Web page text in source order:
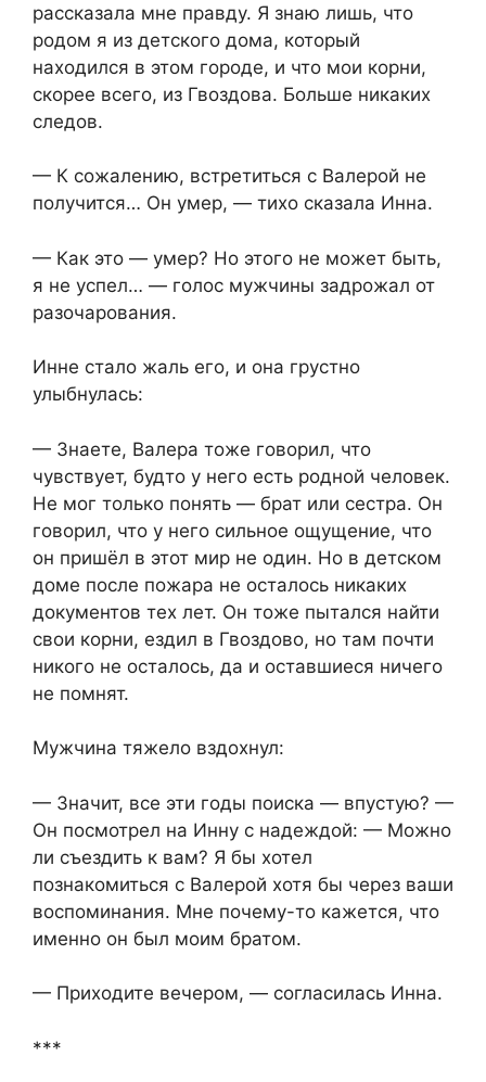
рассказала мне правду. Я знаю лишь, что
родом я из детского дома, который
находился в этом городе, и что мои корни,
скорее всего, из Гвоздова. Больше никаких
следов.
— К сожалению, встретиться с Валерой не
получится… Он умер, — тихо сказала Инна.
— Как это — умер? Но этого не может быть,
я не успел… — голос мужчины задрожал от
разочарования.
Инне стало жаль его, и она грустно
улыбнулась:
— Знаете, Валера тоже говорил, что
чувствует, будто у него есть родной человек.
Не мог только понять — брат или сестра. Он
говорил, что у него сильное ощущение, что
он пришёл в этот мир не один. Но в детском
доме после пожара не осталось никаких
документов тех лет. Он тоже пытался найти
свои корни, ездил в Гвоздово, но там почти
никого не осталось, да и оставшиеся ничего
не помнят.
Мужчина тяжело вздохнул:
— Значит, все эти годы поиска — впустую? —
Он посмотрел на Инну с надеждой: — Можно
ли съездить к вам? Я бы хотел
познакомиться с Валерой хотя бы через ваши
воспоминания. Мне почему-то кажется, что
именно он был моим братом.
— Приходите вечером, — согласилась Инна.
***